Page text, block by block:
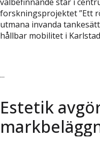
välbefinnande står i
forskningsprojektet ”Ett
utmana invanda
hållbar mobilitet i
Estetik